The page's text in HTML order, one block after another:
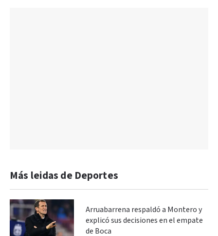
Más leidas de Deportes
Arruabarrena respaldó a Montero y
explicó sus decisiones en el empate
de Boca